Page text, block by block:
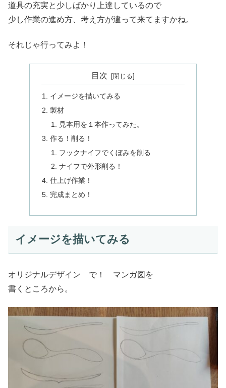
道具の充実と少しばかり上達しているので
少し作業の進め方、考え方が違って来てますかね。
それじゃ行ってみよ！
目次
イメージを描いてみる
製材
見本用を１本作ってみた。
作る！削る！
フックナイフでくぼみを削る
ナイフで外形削る！
仕上げ作業！
完成まとめ！
イメージを描いてみる
オリジナルデザイン で！ マンガ図を
書くところから。